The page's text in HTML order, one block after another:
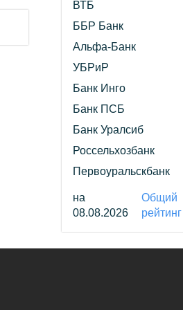
ВТБ
ББР Банк
Альфа-Банк
УБРиР
Банк Инго
Банк ПСБ
Банк Уралсиб
Россельхозбанк
Первоуральскбанк
на
08.08.2026
Общий
рейтинг